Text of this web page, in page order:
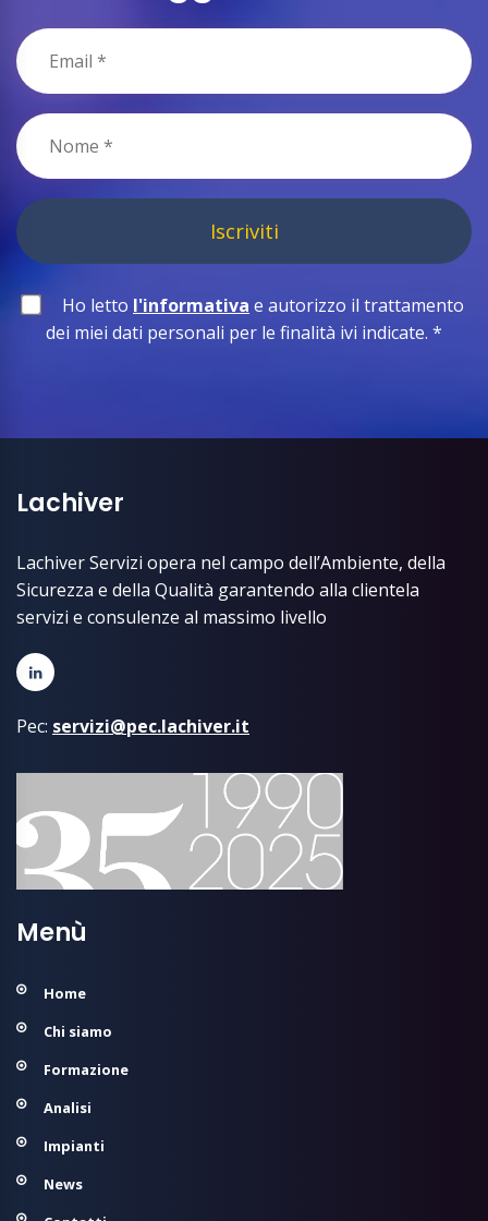
Iscriviti
Ho letto l'informativa e autorizzo il trattamento
dei miei dati personali per le finalità ivi indicate. *
Lachiver
Lachiver Servizi opera nel campo dell’Ambiente, della
Sicurezza e della Qualità garantendo alla clientela
servizi e consulenze al massimo livello
Pec: servizi@pec.lachiver.it
Menù
Home
Chi siamo
Formazione
Analisi
Impianti
News